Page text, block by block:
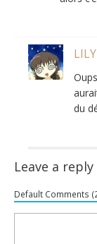
LILY
du
Leave a reply
Default Comments